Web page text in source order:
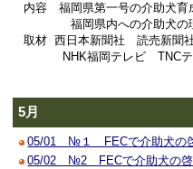
内容 福岡県第一号の介助犬育
福岡県内への介助犬の
取材 西日本新聞社 読売新聞
NHK福岡テレビ TNCテ
5月
05/01 №１ FECで介助犬の啓
05/02 №2 FECで介助犬の啓